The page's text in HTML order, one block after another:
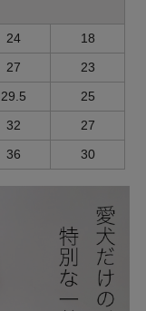
24
18
27
23
29.5
25
32
27
36 30